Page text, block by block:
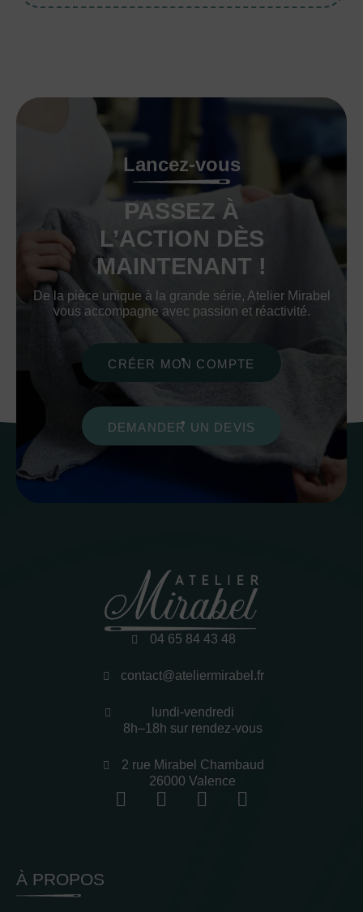
Lancez-vous
PASSEZ À
L’ACTION DÈS
MAINTENANT !
De la pièce unique à la grande série, Atelier Mirabel
vous accompagne avec passion et réactivité.
CRÉER MON COMPTE
DEMANDER UN DEVIS
04 65 84 43 48
contact@ateliermirabel.fr
lundi-vendredi
8h–18h sur rendez-vous
2 rue Mirabel Chambaud
26000 Valence
À PROPOS